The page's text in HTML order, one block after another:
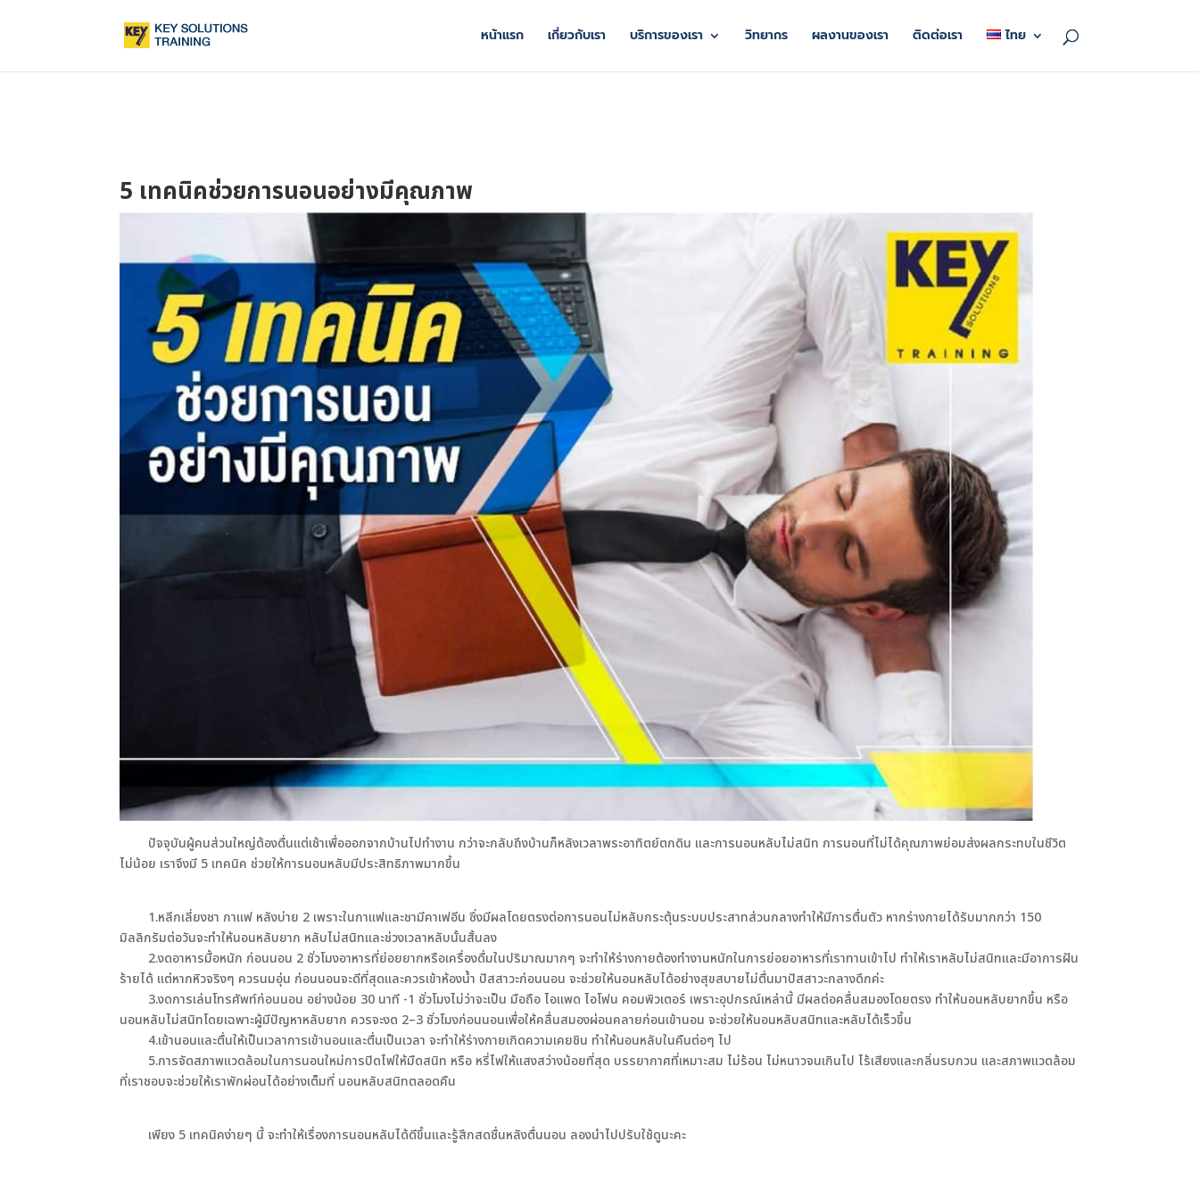
หน้าแรก เกี่ยวกับเรา บริการของเรา วิทยากร ผลงานของเรา ติดต่อเรา ไทย
5 เทคนิคช่วยการนอนอย่างมีคุณภาพ
ปัจจุบันผู้คนส่วนใหญ่ต้องตื่นแต่เช้าเพื่อออกจากบ้านไปทำงาน กว่าจะกลับถึงบ้านก็หลังเวลาพระอาทิตย์ตกดิน และการนอนหลับไม่สนิท การนอนที่ไม่ได้คุณภาพย่อมส่งผลกระทบในชีวิต
ไม่น้อย เราจึงมี 5 เทคนิค ช่วยให้การนอนหลับมีประสิทธิภาพมากขึ้น
1.หลีกเลี่ยงชา กาแฟ หลังบ่าย 2 เพราะในกาแฟและชามีคาเฟอีน ซึ่งมีผลโดยตรงต่อการนอนไม่หลับกระตุ้นระบบประสาทส่วนกลางทำให้มีการตื่นตัว หากร่างกายได้รับมากกว่า 150
มิลลิกรัมต่อวันจะทำให้นอนหลับยาก หลับไม่สนิทและช่วงเวลาหลับนั้นสั้นลง
2.งดอาหารมื้อหนัก ก่อนนอน 2 ชั่วโมงอาหารที่ย่อยยากหรือเครื่องดื่มในปริมาณมากๆ จะทำให้ร่างกายต้องทำงานหนักในการย่อยอาหารที่เราทานเข้าไป ทำให้เราหลับไม่สนิทและมีอาการฝัน
ร้ายได้ แต่หากหิวจริงๆ ควรนมอุ่น ก่อนนอนจะดีที่สุดและควรเข้าห้องน้ำ ปัสสาวะก่อนนอน จะช่วยให้นอนหลับได้อย่างสุขสบายไม่ตื่นมาปัสสาวะกลางดึกค่ะ
3.งดการเล่นโทรศัพท์ก่อนนอน อย่างน้อย 30 นาที -1 ชั่วโมงไม่ว่าจะเป็น มือถือ ไอแพด ไอโฟน คอมพิวเตอร์ เพราะอุปกรณ์เหล่านี้ มีผลต่อคลื่นสมองโดยตรง ทำให้นอนหลับยากขึ้น หรือ
นอนหลับไม่สนิทโดยเฉพาะผู้มีปัญหาหลับยาก ควรจะงด 2–3 ชั่วโมงก่อนนอนเพื่อให้คลื่นสมองผ่อนคลายก่อนเข้านอน จะช่วยให้นอนหลับสนิทและหลับได้เร็วขึ้น
4.เข้านอนและตื่นให้เป็นเวลาการเข้านอนและตื่นเป็นเวลา จะทำให้ร่างกายเกิดความเคยชิน ทำให้นอนหลับในคืนต่อๆ ไป
5.การจัดสภาพแวดล้อมในการนอนใหม่การปิดไฟให้มืดสนิท หรือ หรี่ไฟให้แสงสว่างน้อยที่สุด บรรยากาศที่เหมาะสม ไม่ร้อน ไม่หนาวจนเกินไป ไร้เสียงและกลิ่นรบกวน และสภาพแวดล้อม
ที่เราชอบจะช่วยให้เราพักผ่อนได้อย่างเต็มที่ นอนหลับสนิทตลอดคืน
เพียง 5 เทคนิคง่ายๆ นี้ จะทำให้เรื่องการนอนหลับได้ดีขึ้นและรู้สึกสดชื่นหลังตื่นนอน ลองนำไปปรับใช้ดูนะคะ